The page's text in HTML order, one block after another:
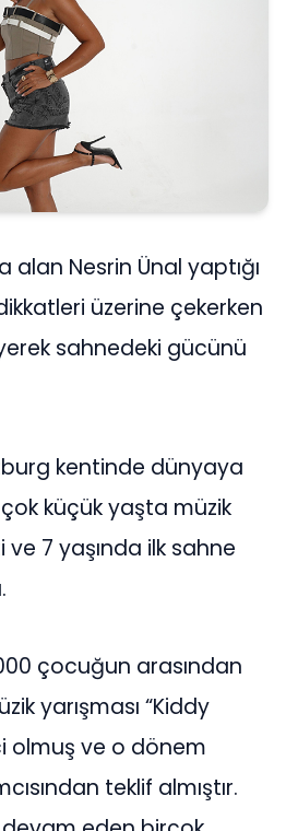
alan Nesrin Ünal yaptığı
üzerine çekerken
sahnedeki gücünü
kentinde dünyaya
küçük yaşta müzik
7 yaşında ilk sahne
çocuğun arasından
yarışması “Kiddy
olmuş ve o dönem
teklif almıştır.